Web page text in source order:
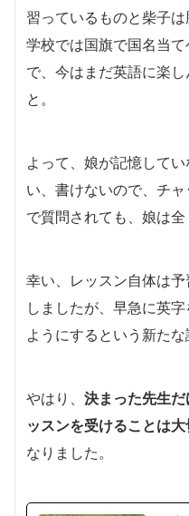
習っているものと柴子は
学校では国旗で国名当
で、今はまだ英語に楽
と。
よって、娘が記憶して
い、書けないので、チ
で質問されても、娘は全
幸い、レッスン自体は
しましたが、早急に英
ようにするという新たな
やはり、 決まった先生
ッスンを受けることは
なりました。